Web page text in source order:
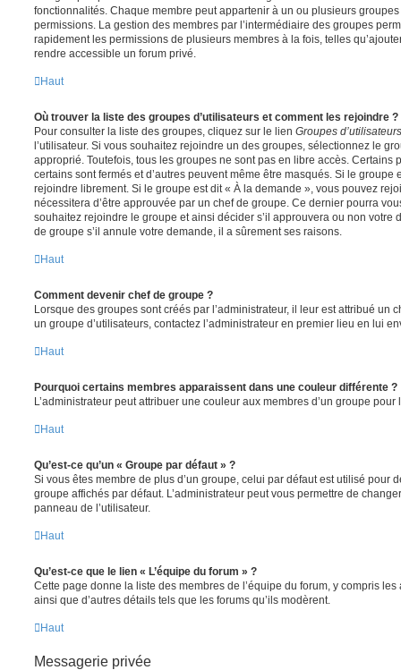
fonctionnalités. Chaque membre peut appartenir à un ou plusieurs
permissions. La gestion des membres par l’intermédiaire des groupes
rapidement les permissions de plusieurs membres à la fois, telles
rendre accessible un forum privé.
Haut
Où trouver la liste des groupes d’utilisateurs et comment les rejoindre ?
Pour consulter la liste des groupes, cliquez sur le lien Groupes d’utilisateurs
l’utilisateur. Si vous souhaitez rejoindre un des groupes, sélectionnez le
approprié. Toutefois, tous les groupes ne sont pas en libre accès. Certains
certains sont fermés et d’autres peuvent même être masqués. Si le groupe
rejoindre librement. Si le groupe est dit « À la demande », vous pouvez
nécessitera d’être approuvée par un chef de groupe. Ce dernier pourra
souhaitez rejoindre le groupe et ainsi décider s’il approuvera ou non votre
de groupe s’il annule votre demande, il a sûrement ses raisons.
Haut
Comment devenir chef de groupe ?
Lorsque des groupes sont créés par l’administrateur, il leur est attribué un
un groupe d’utilisateurs, contactez l’administrateur en premier lieu en lui
Haut
Pourquoi certains membres apparaissent dans une couleur différente ?
L’administrateur peut attribuer une couleur aux membres d’un groupe
Haut
Qu’est-ce qu’un « Groupe par défaut » ?
Si vous êtes membre de plus d’un groupe, celui par défaut est utilisé pour
groupe affichés par défaut. L’administrateur peut vous permettre de
panneau de l’utilisateur.
Haut
Qu’est-ce que le lien « L’équipe du forum » ?
Cette page donne la liste des membres de l’équipe du forum, y compris
ainsi que d’autres détails tels que les forums qu’ils modèrent.
Haut
Messagerie privée